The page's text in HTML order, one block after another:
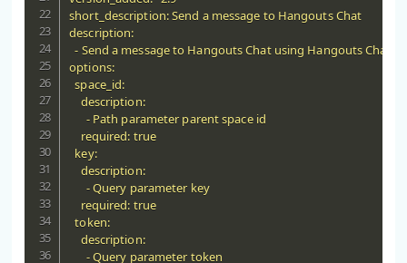
short_description: Send a message to Hangouts Chat
description:
- Send a message to Hangouts Chat using Hangouts Chat
options:
  space_id:
    description:
      - Path parameter parent space id
    required: true
  key:
    description:
      - Query parameter key
    required: true
  token:
    description:
      - Query parameter token